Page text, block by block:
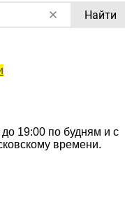
Найти
19:00 по будням и с
времени.